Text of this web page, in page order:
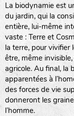
La biodynamie est
du jardin, qui la
entière, lui-même
vaste : Terre et
la terre, pour vivifier
être, même
agricole. Au final, la
apparentées à
des forces de vie
donneront les
l’homme.
LA RÉFÉRENCE :F
F : Fleurs.
Les autres